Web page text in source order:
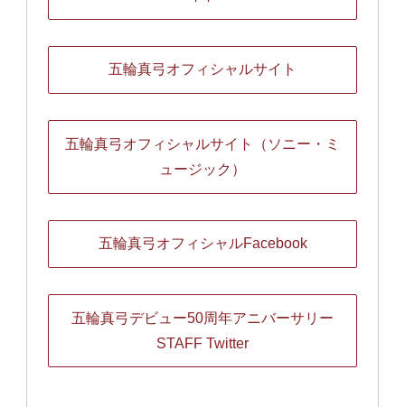
五輪真弓オフィシャルサイト
五輪真弓オフィシャルサイト（ソニー・ミ
ュージック）
五輪真弓オフィシャルFacebook
五輪真弓デビュー50周年アニバーサリー
STAFF Twitter